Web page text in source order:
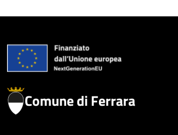
Comune di Ferrara